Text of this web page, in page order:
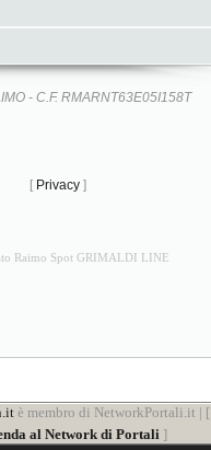
- C.F. RMARNT63E05I158T
[ Privacy ]
Raimo Spot GRIMALDI LINE
è membro di NetworkPortali.it | [
al Network di Portali]